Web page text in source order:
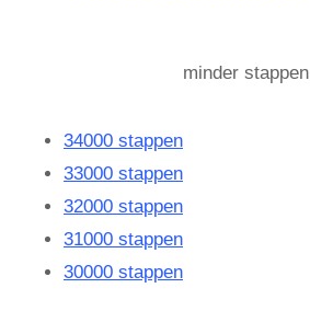
minder stappen
34000 stappen
33000 stappen
32000 stappen
31000 stappen
30000 stappen